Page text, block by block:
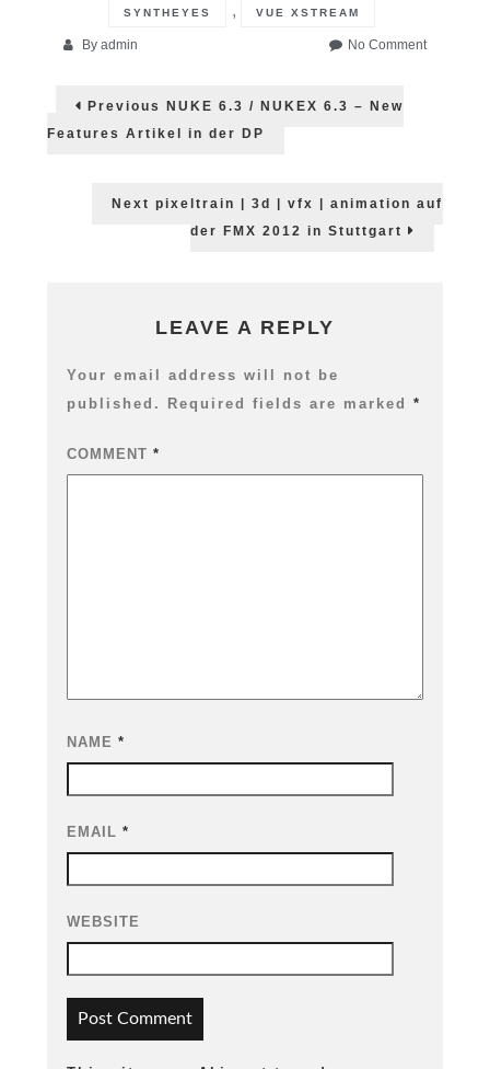
SYNTHEYES , VUE XSTREAM
By admin No Commenton
Roadshow
Post
navigation
Previous Previous
NUKE 6.3 / NUKEX 6.3 – New
Features Artikel in der DP
Next Next
pixeltrain | 3d | vfx | animation auf
der FMX 2012 in Stuttgart
LEAVE A REPLY
Your email address will not be
published.
Required fields are marked *
COMMENT *
NAME *
EMAIL *
WEBSITE